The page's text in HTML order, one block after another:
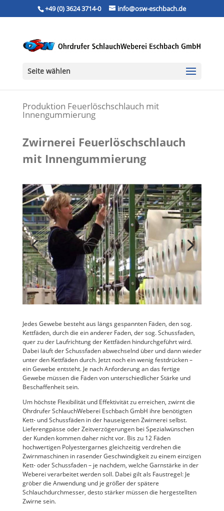
+49 (0) 3624 3714-0 info@osw-eschbach.de
Seite wählen
Produktion Feuerlöschschlauch mit
Innengummierung
Zwirnerei Feuerlöschschlauch
mit Innengummierung
Jedes Gewebe besteht aus längs gespannten Fäden, den sog.
Kettfäden, durch die ein anderer Faden, der sog. Schussfaden,
quer zu der Laufrichtung der Kettfäden hindurchgeführt wird.
Dabei läuft der Schussfaden abwechselnd über und dann wieder
unter den Kettfäden durch. Jetzt noch ein wenig festdrücken –
ein Gewebe entsteht. Je nach Anforderung an das fertige
Gewebe müssen die Fäden von unterschiedlicher Stärke und
Beschaffenheit sein.
Um höchste Flexibilität und Effektivität zu erreichen, zwirnt die
Ohrdrufer SchlauchWeberei Eschbach GmbH ihre benötigten
Kett- und Schussfäden in der hauseigenen Zwirnerei selbst.
Lieferengpässe oder Zeitverzögerungen bei Spezialwünschen
der Kunden kommen daher nicht vor. Bis zu 12 Fäden
hochwertigen Polyestergarnes gleichzeitig verdrehen die
Zwirnmaschinen in rasender Geschwindigkeit zu einem einzigen
Kett- oder Schussfaden – je nachdem, welche Garnstärke in der
Weberei verarbeitet werden soll. Dabei gilt als Faustregel: Je
gröber die Anwendung und je größer der spätere
Schlauchdurchmesser, desto stärker müssen die hergestellten
Zwirne sein.